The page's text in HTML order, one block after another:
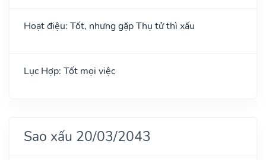
Hoạt điệu: Tốt, nhưng gặp Thụ tử thì xấu
Lục Hợp: Tốt mọi việc
Sao xấu 20/03/2043